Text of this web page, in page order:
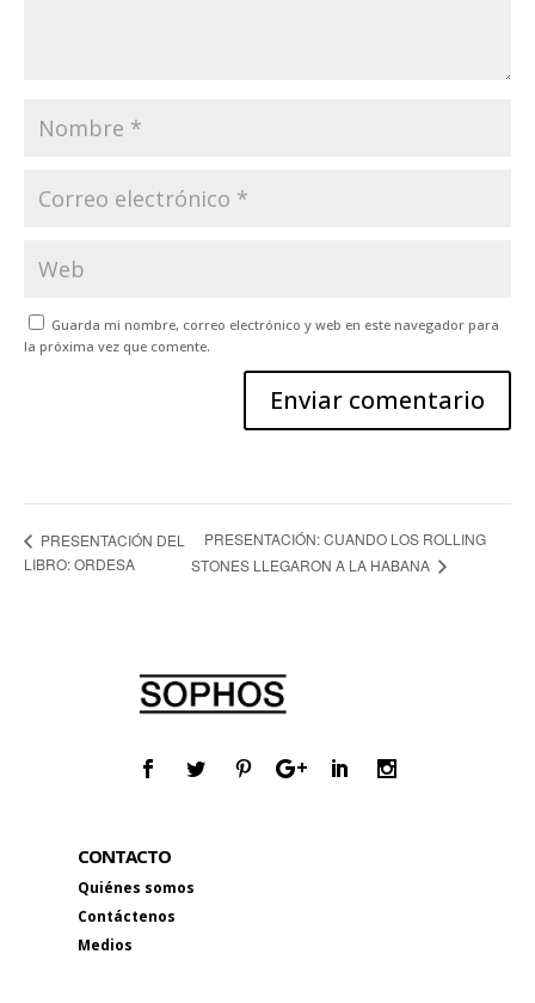
Guarda mi nombre, correo electrónico y web en este navegador para
la próxima vez que comente.
PRESENTACIÓN DEL
LIBRO: ORDESA
PRESENTACIÓN: CUANDO LOS ROLLING
STONES LLEGARON A LA HABANA
CONTACTO
Quiénes somos
Contáctenos
Medios